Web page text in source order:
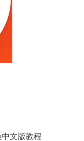
中文版教程